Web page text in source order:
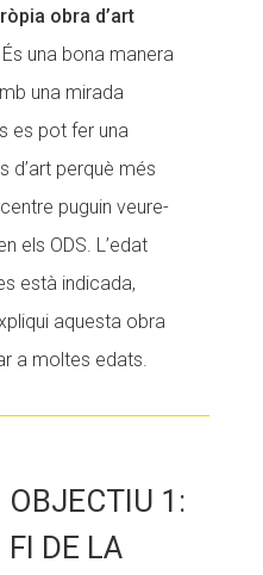
obra d’art
una bona manera
una mirada
es pot fer una
d’art perquè més
puguin veure-
els ODS. L’edat
està indicada,
aquesta obra
a moltes edats.
OBJECTIU 1:
FI DE LA